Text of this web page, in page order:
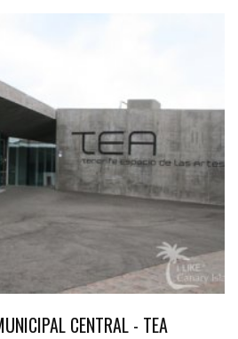
CENTRAL - TEA